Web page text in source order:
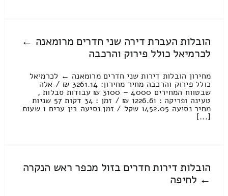
הובלות העברת דירה שני חדרים מרומאנה ←
לכרמיאל כולל פירוק והרכבה
מחירון הובלות דירות שני חדרים מרומאנה ← לכרמיאל
כולל פירוק והרכבה מחיר מחירון: 3261.14 ₪ / אלה
שבטווח המחירים 4000 – 3100 ₪ עבודות סבלות ,
טעינה ופריקה : 1226.61 ₪ / זמן : 34 דקות 57 שניות
מחיר נסיעה 1452.05 שקל / זמן נסיעה בין ערים 1 שעות
[...]
הובלות דירות חדרים בזול מכפר ראש הנקרה
← לחיפה